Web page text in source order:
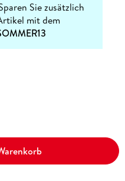
Sie zusätzlich
mit dem